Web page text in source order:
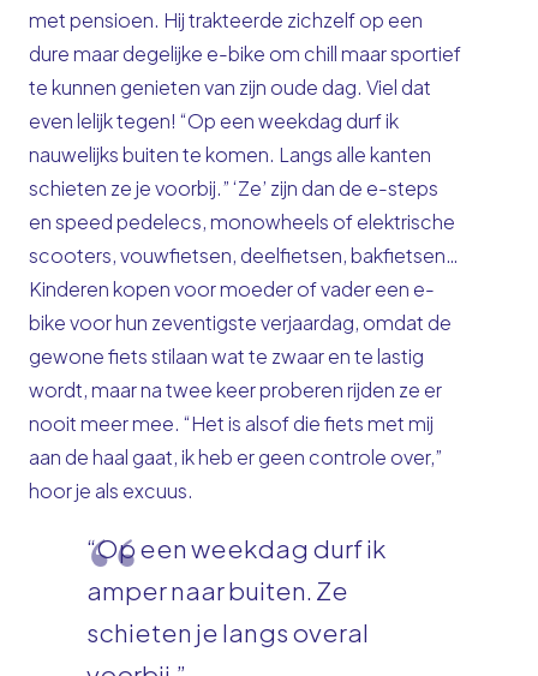
met pensioen. Hij trakteerde zichzelf op een
dure maar degelijke e-bike om chill maar sportief
te kunnen genieten van zijn oude dag. Viel dat
even lelijk tegen! “Op een weekdag durf ik
nauwelijks buiten te komen. Langs alle kanten
schieten ze je voorbij.” ‘Ze’ zijn dan de e-steps
en speed pedelecs, monowheels of elektrische
scooters, vouwfietsen, deelfietsen, bakfietsen…
Kinderen kopen voor moeder of vader een e-
bike voor hun zeventigste verjaardag, omdat de
gewone fiets stilaan wat te zwaar en te lastig
wordt, maar na twee keer proberen rijden ze er
nooit meer mee. “Het is alsof die fiets met mij
aan de haal gaat, ik heb er geen controle over,”
hoor je als excuus.
“Op een weekdag durf ik
amper naar buiten. Ze
schieten je langs overal